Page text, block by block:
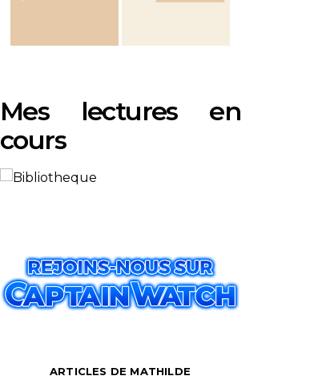
Mes lectures en
cours
ARTICLES DE MATHILDE